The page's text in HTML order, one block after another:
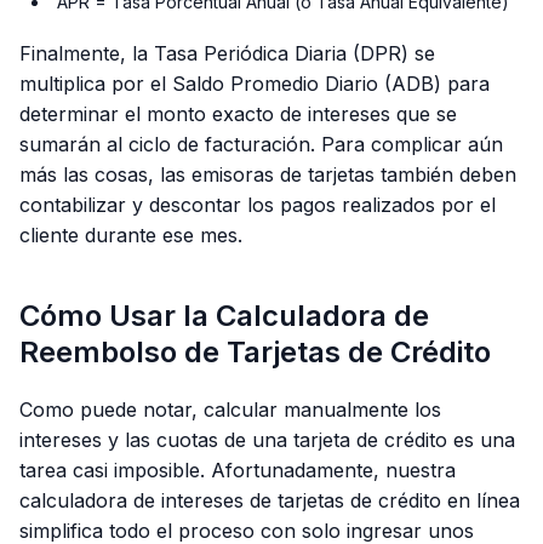
Finalmente, la Tasa Periódica Diaria (DPR) se
multiplica por el Saldo Promedio Diario (ADB) para
determinar el monto exacto de intereses que se
sumarán al ciclo de facturación. Para complicar aún
más las cosas, las emisoras de tarjetas también deben
contabilizar y descontar los pagos realizados por el
cliente durante ese mes.
Cómo Usar la Calculadora de
Reembolso de Tarjetas de Crédito
Como puede notar, calcular manualmente los
intereses y las cuotas de una tarjeta de crédito es una
tarea casi imposible. Afortunadamente, nuestra
calculadora de intereses de tarjetas de crédito en línea
simplifica todo el proceso con solo ingresar unos